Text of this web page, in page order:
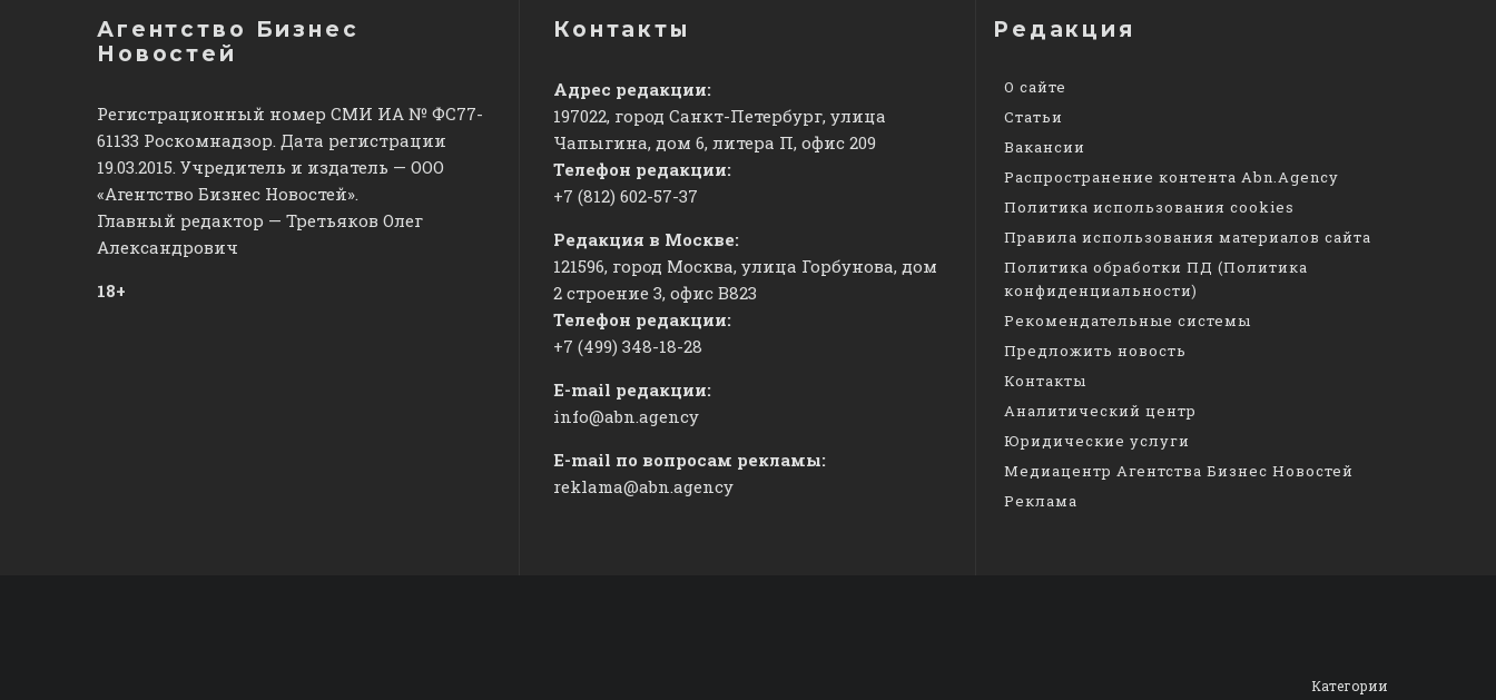
Агентство Бизнес
Новостей
Регистрационный номер СМИ ИА № ФС77-
61133 Роскомнадзор. Дата регистрации
19.03.2015. Учредитель и издатель — ООО
«Агентство Бизнес Новостей».
Главный редактор — Третьяков Олег
Александрович
18+
Контакты
Адрес редакции:
197022, город Санкт-Петербург, улица
Чапыгина, дом 6, литера П, офис 209
Телефон редакции:
+7 (812) 602-57-37
Редакция в Москве:
121596, город Москва, улица Горбунова, дом
2 строение 3, офис ​В823
Телефон редакции:
+7 (499) 348-18-28
E-mail редакции:
info@abn.agency
E-mail по вопросам рекламы:
reklama@abn.agency
Редакция
О сайте
Статьи
Вакансии
Распространение контента Abn.Agency
Политика использования cookies
Правила использования материалов сайта
Политика обработки ПД (Политика
конфиденциальности)
Рекомендательные системы
Предложить новость
Контакты
Аналитический центр
Юридические услуги
Медиацентр Агентства Бизнес Новостей
Реклама
Категории